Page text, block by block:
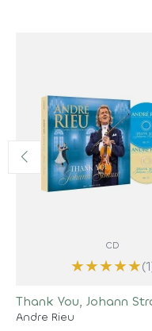
CD
★★★★★
Thank You, Johann
Andre Rieu